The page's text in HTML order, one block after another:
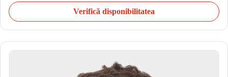
Verifică disponibilitatea